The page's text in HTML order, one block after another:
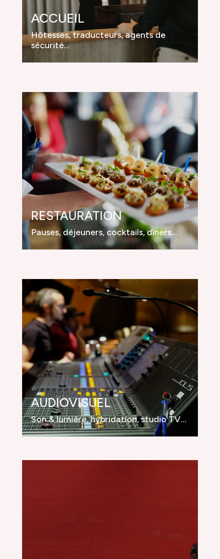
ACCUEIL
Hôtesses, traducteurs, agents de
sécurité…
RESTAURATION
Pauses, déjeuners, cocktails, dîners…
AUDIOVISUEL
Son & lumière, hybridation, studio TV…